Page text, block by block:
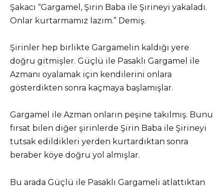
Şakacı “Gargamel, Şirin Baba ile Şirineyi yakaladı.
Onlar kurtarmamız lazım.” Demiş.
Şirinler hep birlikte Gargamelin kaldığı yere
doğru gitmişler. Güçlü ile Pasaklı Gargamel ile
Azmanı oyalamak için kendilerini onlara
gösterdikten sonra kaçmaya başlamışlar.
Gargamel ile Azman onların peşine takılmış. Bunu
fırsat bilen diğer şirinlerde Şirin Baba ile Şirineyi
tutsak edildikleri yerden kurtardıktan sonra
beraber köye doğru yol almışlar.
Bu arada Güçlü ile Pasaklı Gargameli atlattıktan